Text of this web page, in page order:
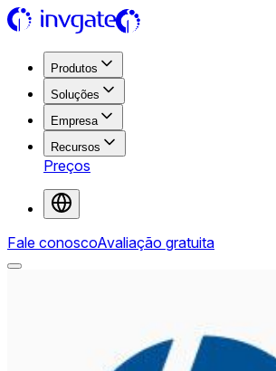
Produtos
Soluções
Empresa
Recursos
Preços
Fale conoscoAvaliação gratuita